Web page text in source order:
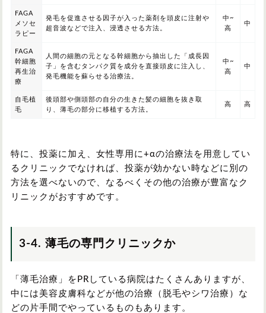
FAGA
メソセ
ラピー
発毛を促進させる因子が入った薬剤を頭皮に注射や
超音波などで注入、浸透させる方法。
中~
高
中
FAGA
幹細胞
再生治
療
人間の細胞の元となる幹細胞から抽出した「成長因
子」を含むタンパク質を成分を直接頭皮に注入し、
発毛機能を蘇らせる治療法。
中~
高
中
自毛植
毛
後頭部や側頭部の自分の生きた髪の細胞を抜き取
り、薄毛の部分に移植する方法。
高 高
特に、投薬に加え、女性専用に+αの治療法を用意してい
るクリニックでなければ、投薬が効かない時などに別の
方法を選べないので、なるべくその他の治療が豊富なク
リニックがおすすめです。
3-4. 薄毛の専門クリニックか
「薄毛治療」をPRしている病院はたくさんありますが、
中には美容皮膚科などが他の治療（脱毛やシワ治療）な
どの片手間でやっているものもあります。